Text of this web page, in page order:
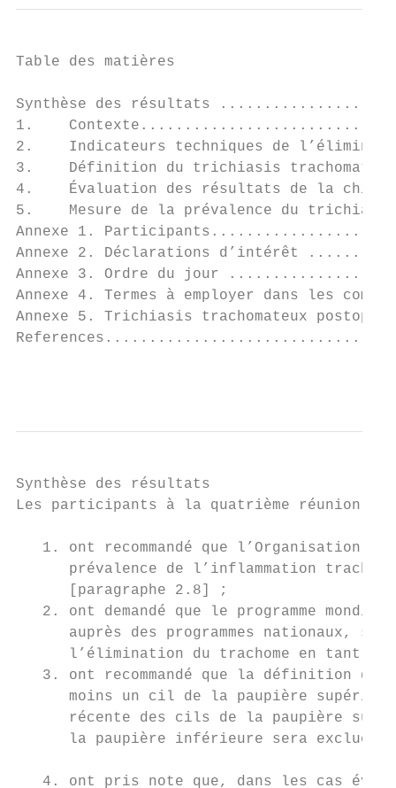
Table des matières
Synthèse des résultats
1.
2.    Indicateurs techniques de
3.    Définition du trichiasis
4.    Évaluation des résultats de
5.    Mesure de la prévalence du
Annexe 1.
Annexe 2. Déclarations
Annexe 3. Ordre du jour
Annexe 4. Termes à employer dans les
Annexe 5. Trichiasis
Synthèse des résultats
Les participants à la quatrième réunion
1. ont recommandé que l’Organisation
prévalence de l’inflammation
      [paragraphe 2.8] ;
2. ont demandé que le programme
auprès des programmes nationaux,
l’élimination du trachome en tant
3. ont recommandé que la définition du
moins un cil de la paupière
récente des cils de la paupière
la paupière inférieure sera exclue
4. ont pris note que, dans les cas